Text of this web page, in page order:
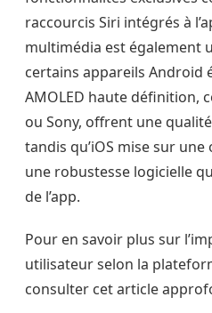
raccourcis Siri intégrés à
multimédia est également
certains appareils Android
AMOLED haute définition,
ou Sony, offrent une
tandis qu’iOS mise sur
une robustesse logicielle
de l’app.
Pour en savoir plus sur
utilisateur selon la
consulter cet article